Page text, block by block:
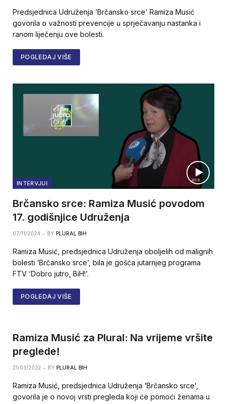
Predsjednica Udruženja ‘Brčansko srce’ Ramiza Musić
govorila o važnosti prevencije u sprječavanju nastanka i
ranom liječenju ove bolesti.
POGLEDAJ VIŠE
INTERVJUI
Brčansko srce: Ramiza Musić povodom
17. godišnjice Udruženja
07/11/2024 BY PLURAL BIH
Ramiza Musić, predsjednica Udruženja oboljelih od malignih
bolesti ‘Brčansko srce’, bila je gošća jutarnjeg programa
FTV ‘Dobro jutro, BiH!’.
POGLEDAJ VIŠE
Ramiza Musić za Plural: Na vrijeme vršite
preglede!
21/03/2022 BY PLURAL BIH
Ramiza Musić, predsjednica Udruženja ‘Brčansko srce’,
govorila je o novoj vrsti pregleda koji će pomoći ženama u